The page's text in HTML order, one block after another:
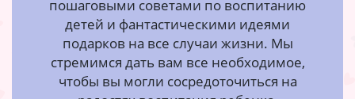
пошаговыми советами по воспитанию
детей и фантастическими идеями
подарков на все случаи жизни. Мы
стремимся дать вам все необходимое,
чтобы вы могли сосредоточиться на